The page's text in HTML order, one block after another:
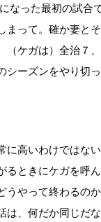
なった最初の試合
まって。確か妻と
（ケガは）全治７
シーズンをやり切
に高いわけではな
るときにケガを呼
うやって終わるの
は、何だか同じだな